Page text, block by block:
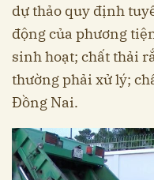
dự thảo quy định
động của phương
sinh hoạt; chất thải
thường phải xử lý;
Đồng Nai.